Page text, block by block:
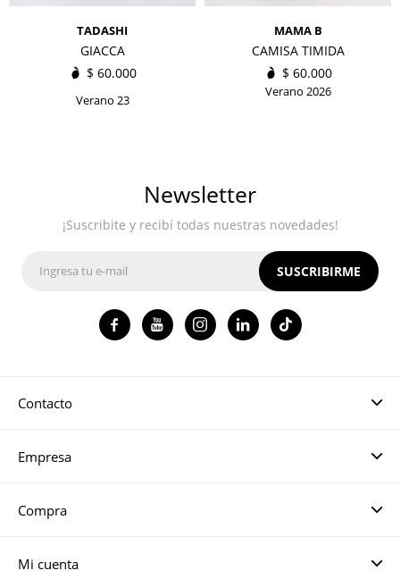
TADASHI
GIACCA
$ 60.000
Verano 23
MAMA B
CAMISA TIMIDA
$ 60.000
Verano 2026
Contacto
Empresa
Compra
Mi cuenta
Newsletter
¡Suscribite y recibí todas nuestras novedades!
SUSCRIBIRME
   